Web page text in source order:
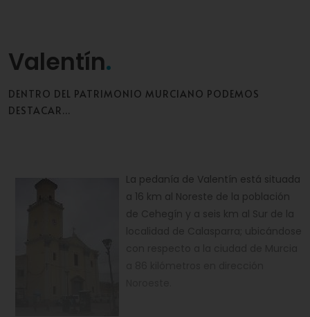
Valentín
DENTRO DEL PATRIMONIO MURCIANO PODEMOS
DESTACAR...
La pedanía de Valentín está situada
a 16 km al Noreste de la población
de Cehegín y a seis km al Sur de la